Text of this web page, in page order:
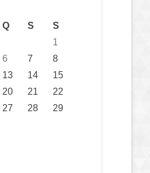
Q S
S
1
6 7
8
13 14
15
20 21
22
27 28
29